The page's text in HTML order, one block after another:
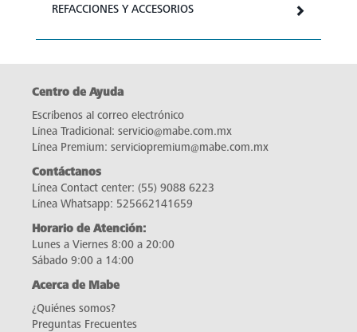
REFACCIONES Y ACCESORIOS
Centro de Ayuda
Escríbenos al correo electrónico
Línea Tradicional: servicio@mabe.com.mx
Línea Premium: serviciopremium@mabe.com.mx
Contáctanos
Línea Contact center: (55) 9088 6223
Línea Whatsapp: 525662141659
Horario de Atención:
Lunes a Viernes 8:00 a 20:00
Sábado 9:00 a 14:00
Acerca de Mabe
¿Quiénes somos?
Preguntas Frecuentes